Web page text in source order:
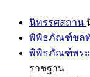
นิทรรศสถาน
พิพิธภัณฑ์ชล
พิพิธภัณฑ์พระ
ราชฐาน